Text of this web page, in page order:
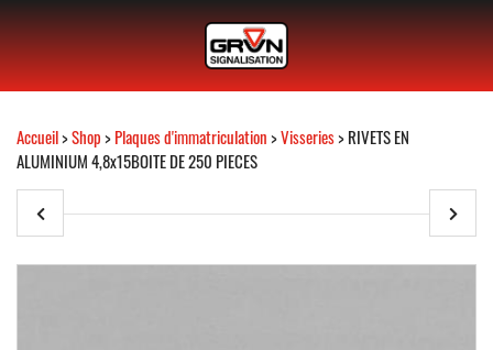
Accueil>Shop>Plaques d'immatriculation>Visseries> RIVETS EN
ALUMINIUM 4,8x15BOITE DE 250 PIECES